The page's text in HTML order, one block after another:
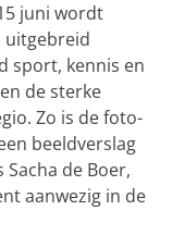
juni wordt
uitgebreid
sport, kennis en
de sterke
Zo is de foto-
beeldverslag
de Boer,
aanwezig in de